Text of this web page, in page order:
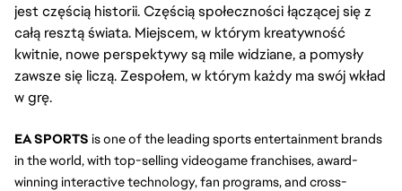
jest częścią historii. Częścią społeczności łączącej się z
całą resztą świata. Miejscem, w którym kreatywność
kwitnie, nowe perspektywy są mile widziane, a pomysły
zawsze się liczą. Zespołem, w którym każdy ma swój wkład
w grę.
EA SPORTS is one of the leading sports entertainment brands
in the world, with top-selling videogame franchises, award-
winning interactive technology, fan programs, and cross-